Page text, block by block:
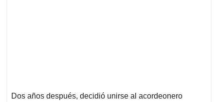
Dos años después, decidió unirse al acordeonero